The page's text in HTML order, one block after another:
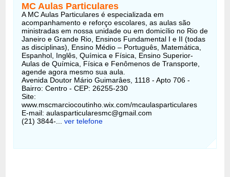
MC Aulas Particulares
A MC Aulas Particulares é especializada em
acompanhamento e reforço escolares, as aulas são
ministradas em nossa unidade ou em domicílio no Rio de
Janeiro e Grande Rio, Ensinos Fundamental I e II (todas
as disciplinas), Ensino Médio – Português, Matemática,
Espanhol, Inglês, Química e Física, Ensino Superior-
Aulas de Química, Física e Fenômenos de Transporte,
agende agora mesmo sua aula.
Avenida Doutor Mário Guimarâes, 1118 - Apto 706 -
Bairro: Centro - CEP: 26255-230
Site:
www.mscmarciocoutinho.wix.com/mcaulasparticulares
E-mail: aulasparticularesmc@gmail.com
(21) 3844-...ver telefone